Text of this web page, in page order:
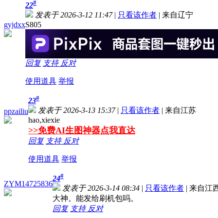
gyjdxx
22#
发表于 2026-3-12 11:47 | 只看该作者 | 来自辽宁
S805
回复 支持 反对
使用道具 举报
ppzailiu
23#
发表于 2026-3-13 15:37 | 只看该作者 | 来自江苏
hao,xiexie
>>免费AI生图神器点我直达
回复 支持 反对
使用道具 举报
ZYM14725836
24#
发表于 2026-3-14 08:34 | 只看该作者 | 来自江
大神。能发给刷机包吗。
回复 支持 反对